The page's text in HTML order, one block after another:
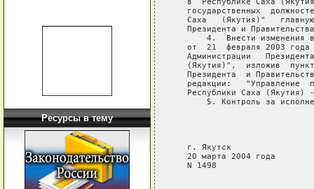
Ресурсы в тему
государственных
Саха   (Якутия)"
Президента и
4.  Внести изменения
от  21  февраля 2003
Администрации
(Якутия)",  изложив
Президента  и
редакции:   "Управление
Республики Саха (Якутия)
5. Контроль за
   г. Якутск
   20 марта 2004 года
   N 1498